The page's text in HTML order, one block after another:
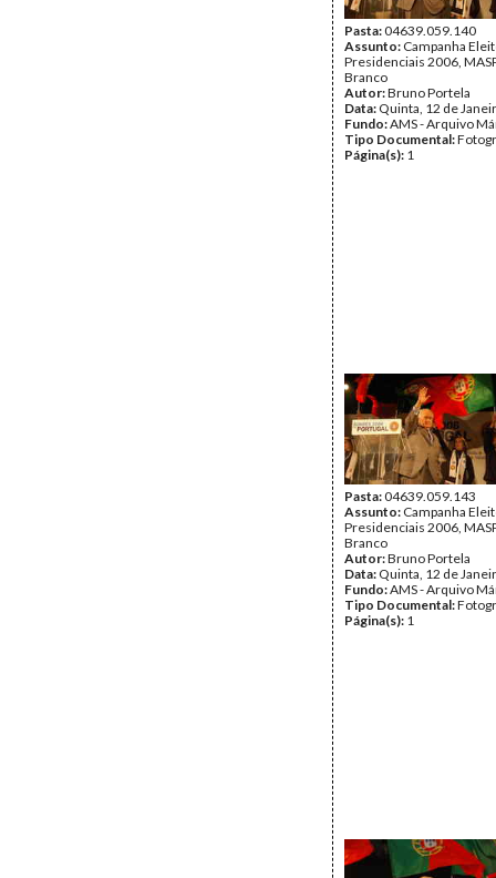
Pasta:04639.059.140
Assunto: Campanha
Presidenciais 2006,
Branco
Autor:Bruno Portela
Data: Quinta, 12 de
Fundo:AMS - Arquivo
Tipo Documental:
Página(s): 1
Pasta:04639.059.143
Assunto: Campanha
Presidenciais 2006,
Branco
Autor:Bruno Portela
Data: Quinta, 12 de
Fundo:AMS - Arquivo
Tipo Documental:
Página(s): 1